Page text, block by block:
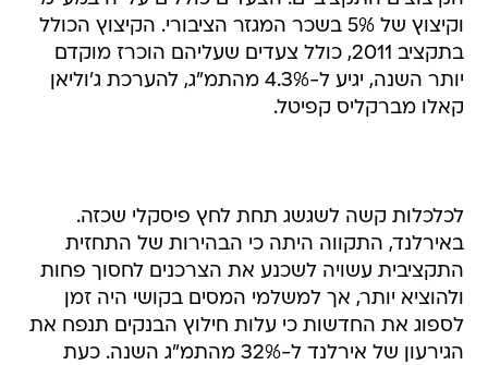
וקיצוץ של 5% בשכר המגזר הציבורי. הקיצוץ הכולל
בתקציב 2011, כולל צעדים שעליהם הוכרז מוקדם
יותר השנה, יגיע ל-4.3% מהתמ"ג, להערכת ג'וליאן
קאלו מברקליס קפיטל.
לכלכלות קשה לשגשג תחת לחץ פיסקלי שכזה.
באירלנד, התקווה היתה כי הבהירות של התחזית
התקציבית עשויה לשכנע את הצרכנים לחסוך פחות
ולהוציא יותר, אך למשלמי המסים בקושי היה זמן
לספוג את החדשות כי עלות חילוץ הבנקים תנפח את
הגירעון של אירלנד ל-32% מהתמ"ג השנה. כעת